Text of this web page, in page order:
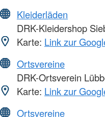
Kleiderläden
DRK-Kleidershop
Karte: Link zur
Ortsvereine
DRK-Ortsverein
Karte: Link zur
Ortsvereine